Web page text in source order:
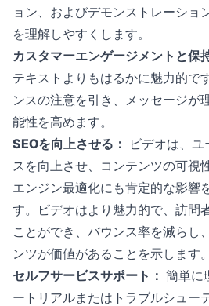
ョン、およびデモンストレーショ
を理解しやすくします。
カスタマーエンゲージメントと保
テキストよりもはるかに魅力的で
ンスの注意を引き、メッセージが
能性を高めます。
SEOを向上させる：
ビデオは、
スを向上させ、コンテンツの可視
エンジン最適化にも肯定的な影響
す。ビデオはより魅力的で、訪問
ことができ、バウンス率を減らし
ンツが価値があることを示します。
セルフサービスサポート： 簡単に
ートリアルまたはトラブルシュー